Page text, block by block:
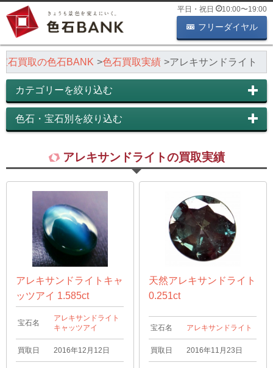
平日・祝日 10:00〜19:00
フリーダイヤル
石買取の色石BANK 色石買取実績 アレキサンドライト
カテゴリーを絞り込む
色石・宝石別を絞り込む
アレキサンドライトの買取実績
アレキサンドライトキャ
ッツアイ 1.585ct
宝石名
アレキサンドライト
キャッツアイ
買取日 2016年12月12日
天然アレキサンドライト
0.251ct
宝石名 アレキサンドライト
買取日 2016年11月23日